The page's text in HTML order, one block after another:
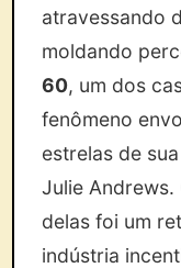
atravessando
moldando
60, um dos
fenômeno
estrelas de
Julie
delas foi um
indústria